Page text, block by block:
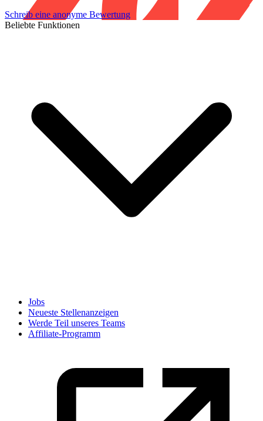
Schreib eine anonyme Bewertung
Beliebte Funktionen
Jobs
Neueste Stellenanzeigen
Werde Teil unseres Teams
Affiliate-Programm